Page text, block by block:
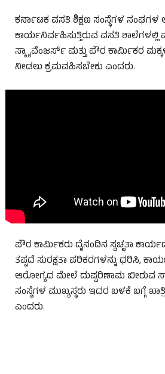
ಕರ್ನಾಟಕ ವಸತಿ ಶಿಕ್ಷಣ ಸಂಸ್ಥೆಗಳ ಸಂಘಗಳ
ಕಾರ್ಯನಿರ್ವಹಿಸುತ್ತಿರುವ ವಸತಿ
ಸ್ಕ್ಯಾವೆಂಜರ್ಸ್ ಮತ್ತು ಪೌರ ಕಾರ್ಮಿಕರ
ನೀಡಲು ಕ್ರಮವಹಿಸಬೇಕು ಎಂದರು.
ಪೌರ ಕಾರ್ಮಿಕರು ದೈನಂದಿನ ಸ್ವಚ್ಛತಾ
ತಪ್ಪದೆ ಸುರಕ್ಷತಾ ಪರಿಕರಗಳನ್ನು ಧರಿಸಿ,
ಆರೋಗ್ಯದ ಮೇಲೆ ದುಷ್ಪರಿಣಾಮ ಬೀರುವ
ಸಂಸ್ಥೆಗಳ ಮುಖ್ಯಸ್ಥರು ಇದರ ಬಳಕೆ ಬಗ್ಗೆ
ಎಂದರು.